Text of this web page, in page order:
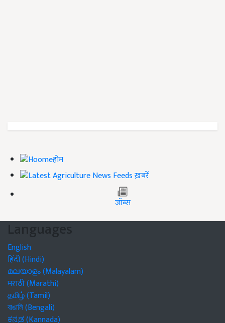
होम
ख़बरें
जॉब्स
Languages
English
हिंदी (Hindi)
മലയാളം (Malayalam)
मराठी (Marathi)
தமிழ் (Tamil)
বাঙালি (Bengali)
ಕನ್ನಡ (Kannada)